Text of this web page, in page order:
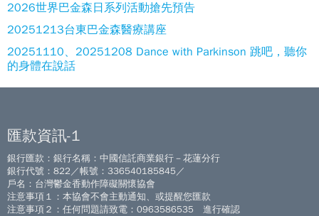
2026世界巴金森日系列活動搶先預告
20251213台東巴金森醫療講座
20251110、20251208 Dance with Parkinson 跳吧，聽你
的身體在說話
匯款資訊-1
銀行匯款：銀行名稱：中國信託商業銀行－花蓮分行
銀行代號：822／帳號：336540185845／
戶名：台灣鬱金香動作障礙關懷協會
注意事項１：本協會不會主動通知、或提醒您匯款
注意事項２：任何問題請致電：0963586535 進行確認